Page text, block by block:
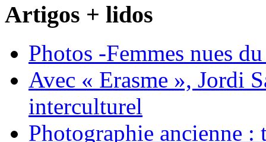
Artigos + lidos
Photos -Femmes nues
Avec « Erasme », Jordi
interculturel
Photographie ancienne :